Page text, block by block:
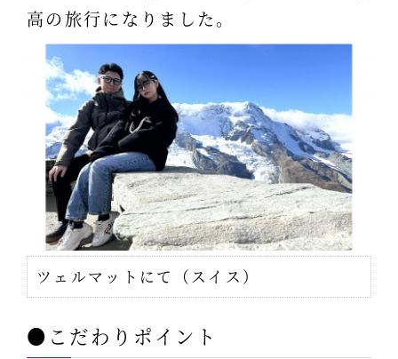
高の旅行になりました。
ツェルマットにて（スイス）
●こだわりポイント